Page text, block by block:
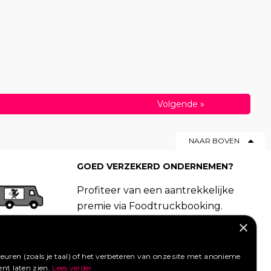
Volgende »
NAAR BOVEN
GOED VERZEKERD ONDERNEMEN?
Profiteer van een aantrekkelijke
premie via Foodtruckbooking.
×
(zoals je taal) of het verbeteren van onze site met anonieme
laten zien. Lees verder